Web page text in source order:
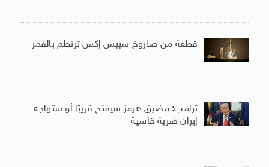
قطعة من صاروخ سبيس إكس ترتطم بالقمر
ترامب: مضيق هرمز سيفتح قريبًا أو ستواجه
إيران ضربة قاسية